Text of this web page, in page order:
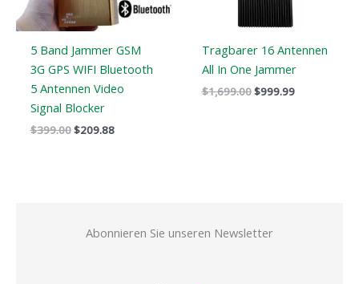
5 Band Jammer GSM
3G GPS WIFI Bluetooth
5 Antennen Video
Signal Blocker
$399.00$209.88
Tragbarer 16 Antennen
All In One Jammer
$1,699.00$999.99
Abonnieren Sie unseren Newsletter